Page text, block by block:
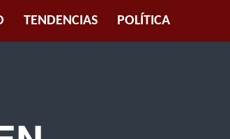
TENDENCIAS POLÍTICA